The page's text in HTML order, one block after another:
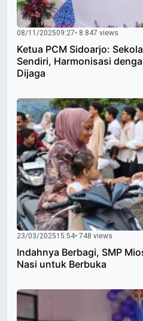
08/11/202509:27• 8.847 views
Ketua PCM Sidoarjo:
Sendiri, Harmonisasi
Dijaga
23/03/202515:54• 748 views
Indahnya Berbagi, SMP
Nasi untuk Berbuka